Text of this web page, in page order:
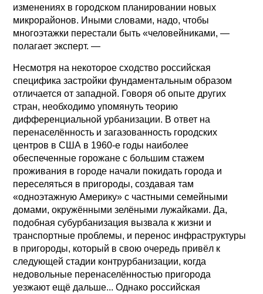
изменениях в городском планировании новых
микрорайонов. Иными словами, надо, чтобы
многоэтажки перестали быть «человейниками, —
полагает эксперт. —
Несмотря на некоторое сходство российская
специфика застройки фундаментальным образом
отличается от западной. Говоря об опыте других
стран, необходимо упомянуть теорию
дифференциальной урбанизации. В ответ на
перенаселённость и загазованность городских
центров в США в 1960-е годы наиболее
обеспеченные горожане с большим стажем
проживания в городе начали покидать города и
переселяться в пригороды, создавая там
«одноэтажную Америку» с частными семейными
домами, окружёнными зелёными лужайками. Да,
подобная субурбанизация вызвала к жизни и
транспортные проблемы, и перенос инфраструктуры
в пригороды, который в свою очередь привёл к
следующей стадии контрурбанизации, когда
недовольные перенаселённостью пригорода
уезжают ещё дальше... Однако российская